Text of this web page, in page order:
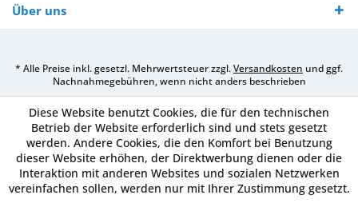
Über uns
* Alle Preise inkl. gesetzl. Mehrwertsteuer zzgl.Versandkosten und ggf.
Nachnahmegebühren, wenn nicht anders beschrieben
Diese Website benutzt Cookies, die für den technischen
Betrieb der Website erforderlich sind und stets gesetzt
werden. Andere Cookies, die den Komfort bei Benutzung
dieser Website erhöhen, der Direktwerbung dienen oder die
Interaktion mit anderen Websites und sozialen Netzwerken
vereinfachen sollen, werden nur mit Ihrer Zustimmung gesetzt.